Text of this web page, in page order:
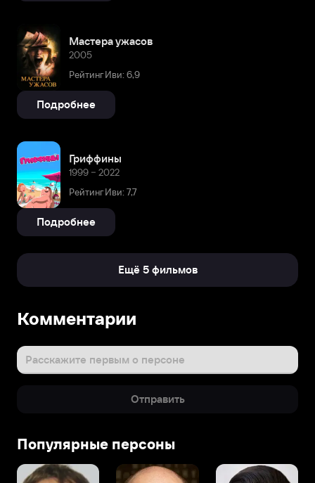
Мастера ужасов
2005
Рейтинг Иви: 6,9
Подробнее
Гриффины
1999 – 2022
Рейтинг Иви: 7,7
Подробнее
Ещё 5 фильмов
Комментарии
Расскажите первым о персоне
Отправить
Популярные персоны